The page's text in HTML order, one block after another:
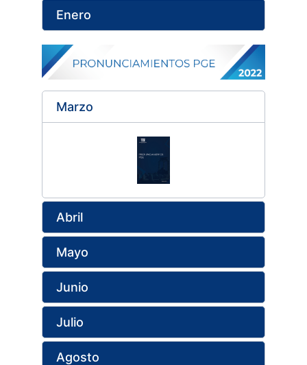
Enero
Marzo
Abril
Mayo
Junio
Julio
Agosto